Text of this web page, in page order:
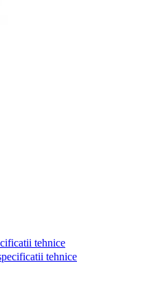
tehnice
tehnice